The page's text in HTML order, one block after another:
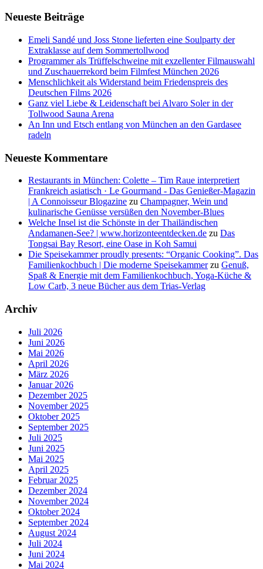
Neueste Beiträge
Emeli Sandé und Joss Stone lieferten eine Soulparty der
Extraklasse auf dem Sommertollwood
Programmer als Trüffelschweine mit exzellenter Filmauswahl
und Zuschauerrekord beim Filmfest München 2026
Menschlichkeit als Widerstand beim Friedenspreis des
Deutschen Films 2026
Ganz viel Liebe & Leidenschaft bei Alvaro Soler in der
Tollwood Sauna Arena
An Inn und Etsch entlang von München an den Gardasee
radeln
Neueste Kommentare
Restaurants in München: Colette – Tim Raue interpretiert
Frankreich asiatisch · Le Gourmand - Das Genießer-Magazin
| A Connoisseur Blogazine zu Champagner, Wein und
kulinarische Genüsse versüßen den November-Blues
Welche Insel ist die Schönste in der Thailändischen
Andamanen-See? | www.horizonteentdecken.de zu Das
Tongsai Bay Resort, eine Oase in Koh Samui
Die Speisekammer proudly presents: “Organic Cooking”. Das
Familienkochbuch | Die moderne Speisekammerzu Genuß,
Spaß & Energie mit dem Familienkochbuch, Yoga-Küche &
Low Carb, 3 neue Bücher aus dem Trias-Verlag
Archiv
Juli 2026
Juni 2026
Mai 2026
April 2026
März 2026
Januar 2026
Dezember 2025
November 2025
Oktober 2025
September 2025
Juli 2025
Juni 2025
Mai 2025
April 2025
Februar 2025
Dezember 2024
November 2024
Oktober 2024
September 2024
August 2024
Juli 2024
Juni 2024
Mai 2024